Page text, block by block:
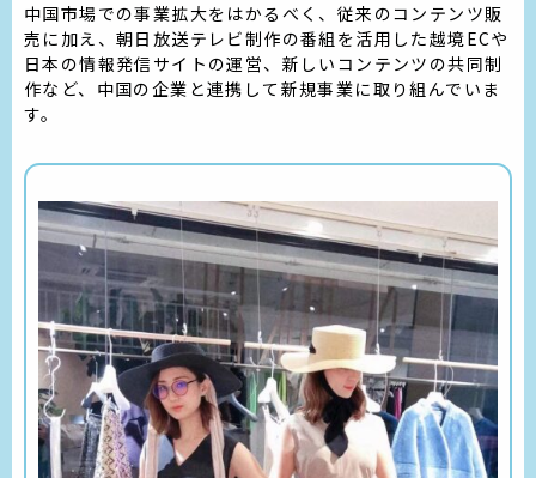
中国市場での事業拡大をはかるべく、従来のコンテンツ販
売に加え、朝日放送テレビ制作の番組を活用した越境ECや
日本の情報発信サイトの運営、新しいコンテンツの共同制
作など、中国の企業と連携して新規事業に取り組んでいま
す。